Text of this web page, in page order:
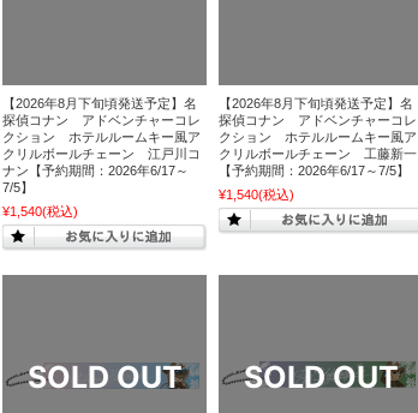
【2026年8月下旬頃発送予定】名
探偵コナン アドベンチャーコレ
クション ホテルルームキー風ア
クリルボールチェーン 江戸川コ
ナン【予約期間：2026年6/17～
7/5】
¥1,540(税込)
【2026年8月下旬頃発送予定】名
探偵コナン アドベンチャーコレ
クション ホテルルームキー風ア
クリルボールチェーン 工藤新一
【予約期間：2026年6/17～7/5】
¥1,540(税込)